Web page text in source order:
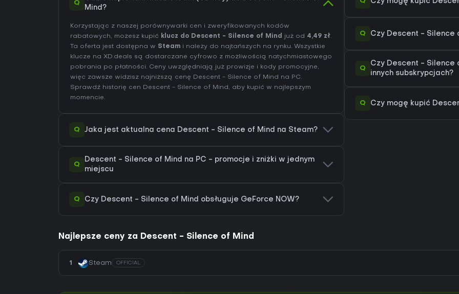
Q
Mind?
Korzystając z naszej porównywarki cen i zweryfikowanych kodów
rabatowych, możesz kupić klucz do Descent - Silence of Mind już od 4,49 zł.
Ta oferta jest dostępna w Steam i należy do najtańszych na rynku. Wszystkie
klucze na XD.deals są dostarczane cyfrowo z możliwością natychmiastowego
pobrania po płatności. Ceny uwzględniają już prowizje i kody promocyjne,
więc zawsze widzisz najniższą cenę Descent - Silence of Mind na PC.
Sprawdź historię cen Descent - Silence of Mind , aby kupić w najlepszym
momencie.
Q Jaka jest aktualna cena Descent - Silence of Mind na Steam?
Q
Descent - Silence of Mind na PC - promocje i zniżki w jednym
miejscu
Q Czy Descent - Silence of Mind obsługuje GeForce NOW?
Q Czy Descent - Silence
Q
Czy Descent - Silence
innych subskrypcjach?
Q Czy mogę kupić
Najlepsze ceny za Descent - Silence of Mind
1 Steam OFFICIAL